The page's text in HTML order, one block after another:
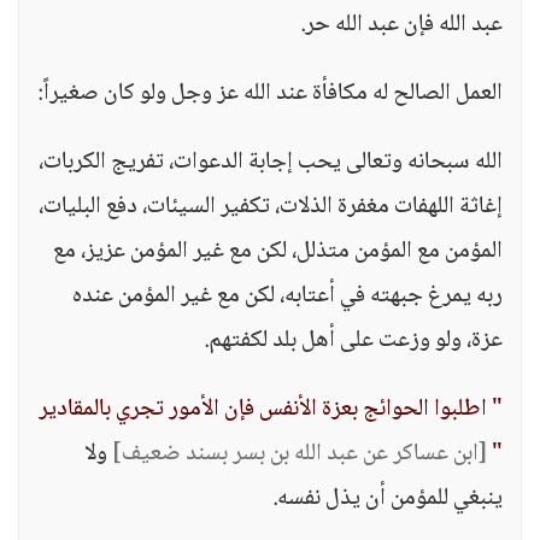
عبد الله فإن عبد الله حر.
العمل الصالح له مكافأة عند الله عز وجل ولو كان صغيراً:
الله سبحانه وتعالى يحب إجابة الدعوات، تفريج الكربات،
إغاثة اللهفات مغفرة الذلات، تكفير السيئات، دفع البليات،
المؤمن مع المؤمن متذلل، لكن مع غير المؤمن عزيز، مع
ربه يمرغ جبهته في أعتابه، لكن مع غير المؤمن عنده
عزة، ولو وزعت على أهل بلد لكفتهم.
" اطلبوا الحوائج بعزة الأنفس فإن الأمور تجري بالمقادير
"[ابن عساكر عن عبد الله بن بسر بسند ضعيف] ولا
ينبغي للمؤمن أن يذل نفسه.